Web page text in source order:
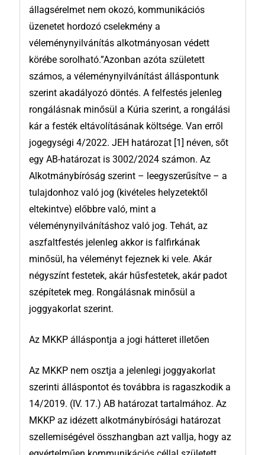
állagsérelmet nem okozó, kommunikációs
üzenetet hordozó cselekmény a
véleménynyilvánítás alkotmányosan védett
körébe sorolható.”Azonban azóta született
számos, a véleménynyilvánítást álláspontunk
szerint akadályozó döntés. A felfestés jelenleg
rongálásnak minősül a Kúria szerint, a rongálási
kár a festék eltávolításának költsége. Van erről
jogegységi 4/2022. JEH határozat [1] néven, sőt
egy AB-határozat is 3002/2024 számon. Az
Alkotmánybíróság szerint – leegyszerűsítve – a
tulajdonhoz való jog (kivételes helyzetektől
eltekintve) előbbre való, mint a
véleménynyilvánításhoz való jog. Tehát, az
aszfaltfestés jelenleg akkor is falfirkának
minősül, ha véleményt fejeznek ki vele. Akár
négyszínt festetek, akár hűsfestetek, akár padot
szépítetek meg. Rongálásnak minősül a
joggyakorlat szerint.
Az MKKP álláspontja a jogi hátteret illetően
Az MKKP nem osztja a jelenlegi joggyakorlat
szerinti álláspontot és továbbra is ragaszkodik a
14/2019. (IV. 17.) AB határozat tartalmához. Az
MKKP az idézett alkotmánybírósági határozat
szellemiségével összhangban azt vallja, hogy az